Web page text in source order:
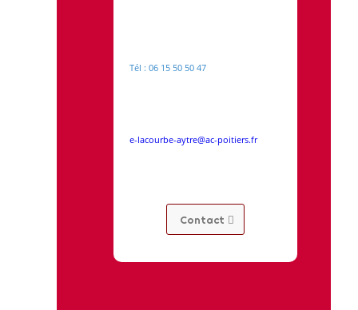
Tél : 06 15 50 50 47
e-lacourbe-aytre@ac-poitiers.fr
Contact